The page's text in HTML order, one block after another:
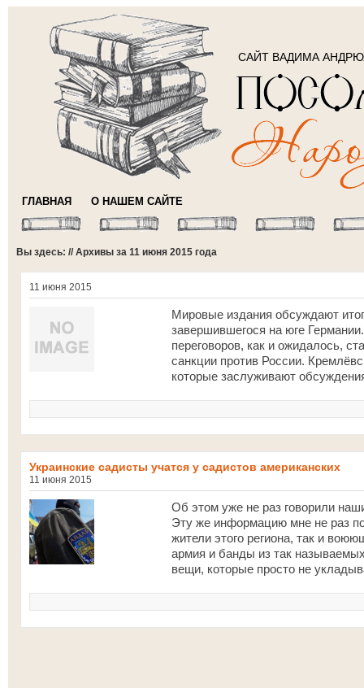
САЙТ ВАДИМА
ГЛАВНАЯ О НАШЕМ САЙТЕ
Вы здесь: // Архивы за 11 июня 2015 года
11 июня 2015
Мировые издания обсуждают
завершившегося на юге
переговоров, как и ожидалось,
санкции против России.
которые заслуживают
Украинские садисты учатся у садистов американских
11 июня 2015
Об этом уже не раз говорили
Эту же информацию мне не раз
жители этого региона, так и
армия и банды из так
вещи, которые просто не